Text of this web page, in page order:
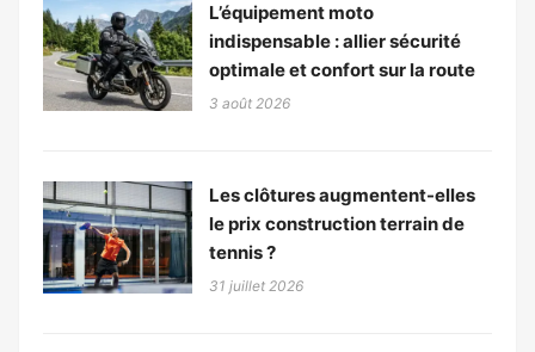
L’équipement moto
indispensable : allier sécurité
optimale et confort sur la route
3 août 2026
Les clôtures augmentent-elles
le prix construction terrain de
tennis ?
31 juillet 2026